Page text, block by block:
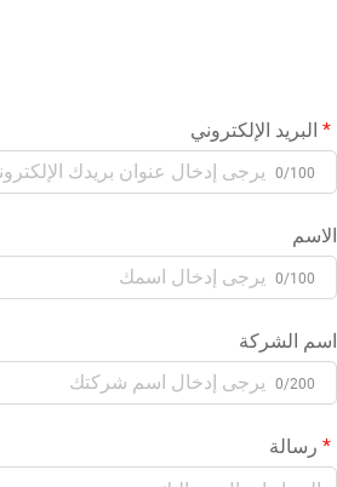
البريد الإلكتروني
0/100
الاسم
0/100
اسم الشركة
0/200
رسالة